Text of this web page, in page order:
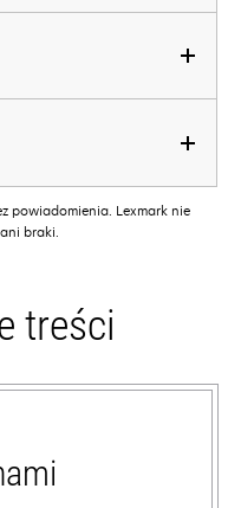
powiadomienia. Lexmark nie
braki.
treści